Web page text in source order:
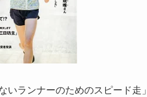
いランナーのためのスピード走」